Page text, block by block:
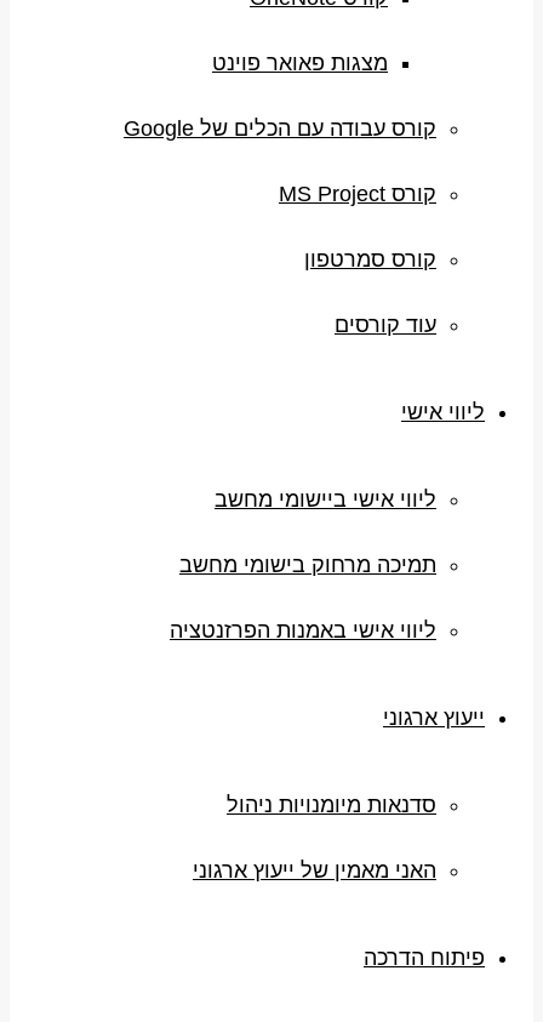
מצגות פאואר פוינט
קורס עבודה עם הכלים של Google
קורס MS Project
קורס סמרטפון
עוד קורסים
ליווי אישי
ליווי אישי ביישומי מחשב
תמיכה מרחוק בישומי מחשב
ליווי אישי באמנות הפרזנטציה
ייעוץ ארגוני
סדנאות מיומנויות ניהול
האני מאמין של ייעוץ ארגוני
פיתוח הדרכה